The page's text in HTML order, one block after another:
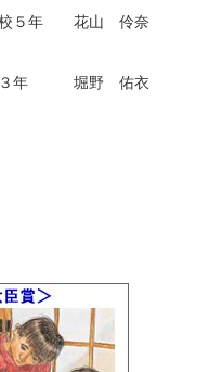
５年 花山 伶奈
３年 堀野 佑衣